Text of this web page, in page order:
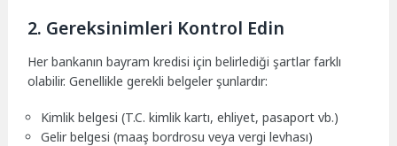
2. Gereksinimleri Kontrol Edin
Her bankanın bayram kredisi için belirlediği şartlar farklı
olabilir. Genellikle gerekli belgeler şunlardır:
Kimlik belgesi (T.C. kimlik kartı, ehliyet, pasaport vb.)
Gelir belgesi (maaş bordrosu veya vergi levhası)